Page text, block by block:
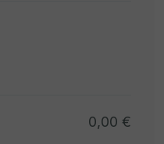
0,00 €